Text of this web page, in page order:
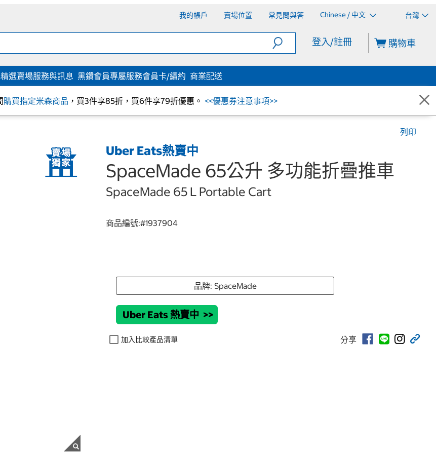
我的帳戶 賣場位置 常見問與答 Chinese / 中文 台灣
登入/註冊 購物車
選賣場服務與訊息 黑鑽會員專屬服務會員卡/續約 商業配送
購買指定米森商品 ，買3件享85折，買6件享79折優惠。 <<優惠券注意事項>>
列印
Uber Eats熱賣中
SpaceMade 65公升 多功能折疊推車
SpaceMade 65 L Portable Cart
商品編號:#1937904
品牌: SpaceMade
Uber Eats 熱賣中 >>
加入比較產品清單 分享